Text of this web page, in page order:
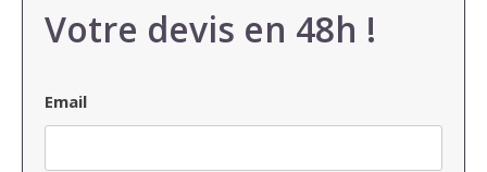
Votre devis en 48h !
Email